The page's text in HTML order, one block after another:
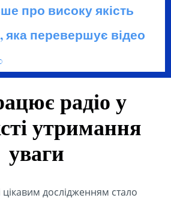
про високу якість
яка перевершує відео
радіо у
утримання
уваги
дослідженням стало